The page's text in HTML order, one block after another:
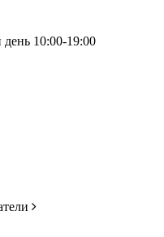
10:00-19:00